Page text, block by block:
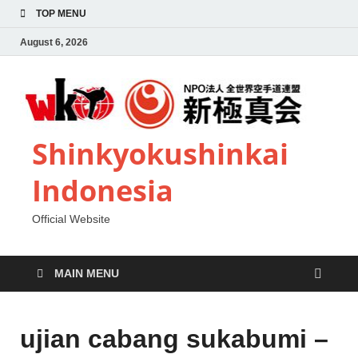
TOP MENU
August 6, 2026
Shinkyokushinkai
Indonesia
Official Website
MAIN MENU
ujian cabang sukabumi –